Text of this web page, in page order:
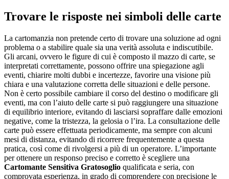
Trovare le risposte nei simboli delle carte
La cartomanzia non pretende certo di trovare una soluzione ad ogni
problema o a stabilire quale sia una verità assoluta e indiscutibile.
Gli arcani, ovvero le figure di cui è composto il mazzo di carte, se
interpretati correttamente, possono offrire una spiegazione agli
eventi, chiarire molti dubbi e incertezze, favorire una visione più
chiara e una valutazione corretta delle situazioni e delle persone.
Non è certo possibile cambiare il corso del destino o modificare gli
eventi, ma con l’aiuto delle carte si può raggiungere una situazione
di equilibrio interiore, evitando di lasciarsi sopraffare dalle emozioni
negative, come la tristezza, la gelosia o l’ira. La consultazione delle
carte può essere effettuata periodicamente, ma sempre con alcuni
mesi di distanza, evitando di ricorrere frequentemente a questa
pratica, così come di rivolgersi a più di un operatore. L’importante
per ottenere un responso preciso e corretto è scegliere una
Cartomante Sensitiva Gratosoglio qualificata e seria, con
comprovata esperienza, in grado di comprendere con precisione le